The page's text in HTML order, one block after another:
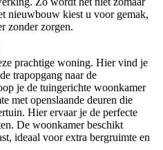
nieuwbouw kiest u voor gemak,
zonder zorgen.
prachtige woning. Hier vind je
trapopgang naar de
je de tuingerichte woonkamer
met openslaande deuren die
Hier ervaar je de perfecte
De woonkamer beschikt
ideaal voor extra bergruimte en